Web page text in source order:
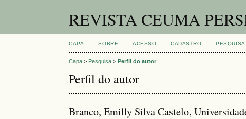
REVISTA CEUMA
CAPA SOBRE ACESSO CADASTRO PESQUISA
Capa > Pesquisa >Perfil do autor
Perfil do autor
Branco, Emilly Silva Castelo,